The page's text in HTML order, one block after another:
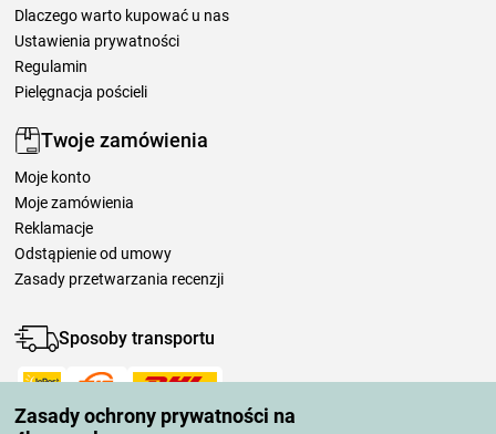
Zasady ochrony prywatności na
Dlaczego warto kupować u nas
Ustawienia prywatności
Regulamin
Pielęgnacja pościeli
Twoje zamówienia
Moje konto
Moje zamówienia
Reklamacje
Odstąpienie od umowy
Zasady przetwarzania recenzji
Sposoby transportu
Metody płatności